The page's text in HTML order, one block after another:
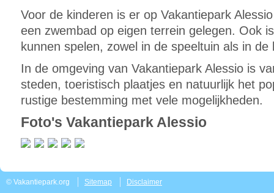
Voor de kinderen is er op Vakantiepark
een zwembad op eigen terrein gelegen. Ook
kunnen spelen, zowel in de speeltuin als in de
In de omgeving van Vakantiepark Alessio is
steden, toeristisch plaatjes en natuurlijk het
rustige bestemming met vele mogelijkheden.
Foto's Vakantiepark Alessio
© Vakantiepark.org Sitemap Disclaimer